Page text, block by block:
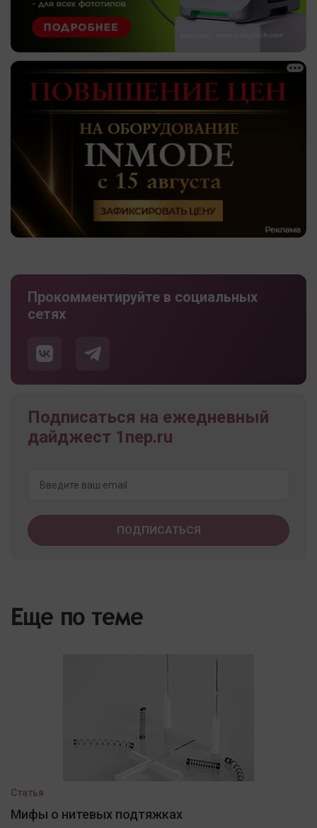
Прокомментируйте в социальных
сетях
Подписаться на ежедневный
дайджест 1nep.ru
Еще по теме
Статья
Мифы о нитевых подтяжках